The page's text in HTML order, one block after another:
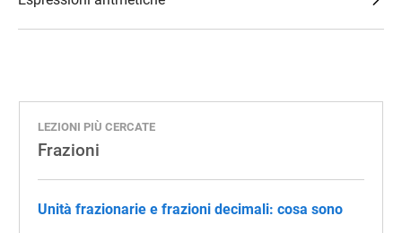
LEZIONI PIÙ CERCATE
Frazioni
Unità frazionarie e frazioni decimali: cosa sono